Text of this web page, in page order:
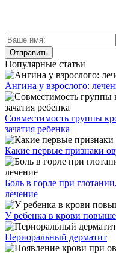
Популярные статьи
Ангина у взрослого:
Совместимость группы
зачатия ребенка
Какие первые признаки
Боль в горле при
лечение
У ребенка в крови
Периоральный дерматит